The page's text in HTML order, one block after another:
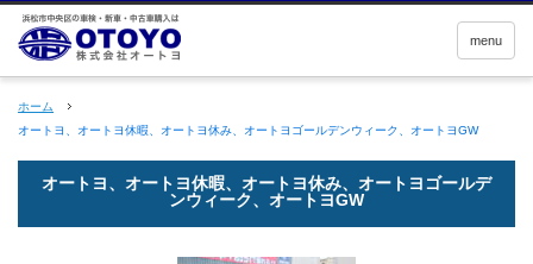
menu
ホーム
オートヨ、オートヨ休暇、オートヨ休み、オートヨゴールデンウィーク、オートヨGW
オートヨ、オートヨ休暇、オートヨ休み、オートヨゴールデ
ンウィーク、オートヨGW